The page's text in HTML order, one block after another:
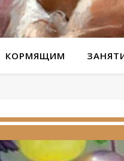
КОРМЯЩИМ